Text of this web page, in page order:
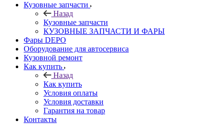
Кузовные запчасти
Назад
Кузовные запчасти
КУЗОВНЫЕ ЗАПЧАСТИ И ФАРЫ
Фары DEPO
Оборудование для автосервиса
Кузовной ремонт
Как купить
Назад
Как купить
Условия оплаты
Условия доставки
Гарантия на товар
Контакты